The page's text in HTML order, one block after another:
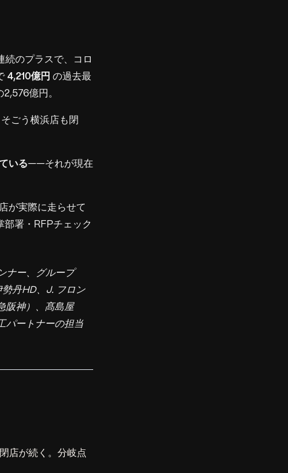
続のプラスで、コロ
4,210億円 の過去最
億円。
ごう横浜店も閉
いる——それが現在
が実際に走らせて
部署・RFPチェック
ナー、グループ
丹HD、J. フロン
阪神）、髙島屋
パートナーの担当
店が続く。分岐点